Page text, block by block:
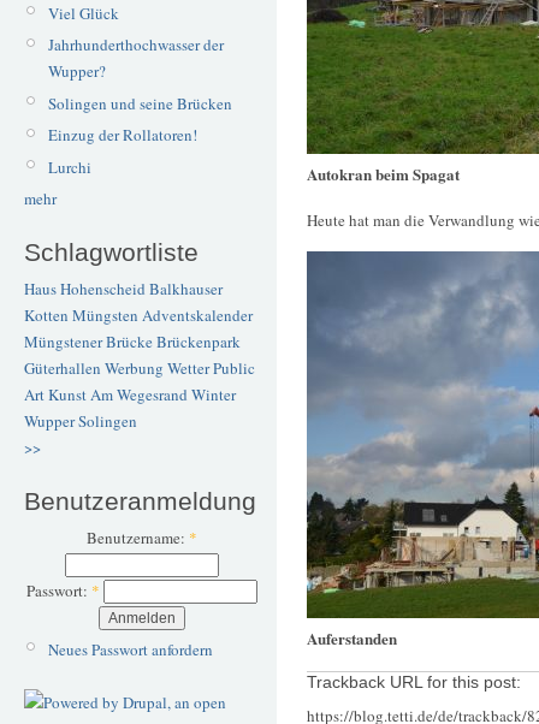
Viel Glück
Jahrhunderthochwasser der
Wupper?
Solingen und seine Brücken
Einzug der Rollatoren!
Lurchi
mehr
Schlagwortliste
Haus Hohenscheid Balkhauser
Kotten Müngsten Adventskalender
Müngstener BrückeBrückenpark
Güterhallen Werbung WetterPublic
ArtKunstAm Wegesrand Winter
WupperSolingen
>>
Benutzeranmeldung
Benutzername: *
Passwort: *
Neues Passwort anfordern
Autokran beim Spagat
Heute hat man die Verwandlung
Auferstanden
Trackback URL for this post:
https://blog.tetti.de/de/trackback/